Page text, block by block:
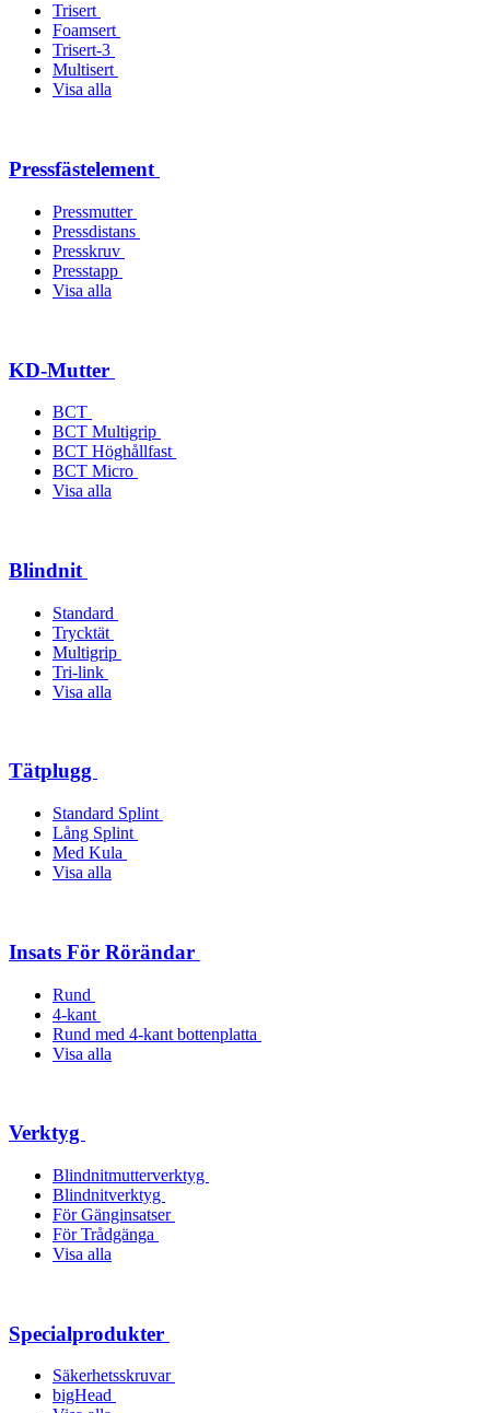
Trisert
Foamsert
Trisert-3
Multisert
Visa alla
Pressfästelement
Pressmutter
Pressdistans
Presskruv
Presstapp
Visa alla
KD-Mutter
BCT
BCT Multigrip
BCT Höghållfast
BCT Micro
Visa alla
Blindnit
Standard
Trycktät
Multigrip
Tri-link
Visa alla
Tätplugg
Standard Splint
Lång Splint
Med Kula
Visa alla
Insats För Rörändar
Rund
4-kant
Rund med 4-kant bottenplatta
Visa alla
Verktyg
Blindnitmutterverktyg
Blindnitverktyg
För Gänginsatser
För Trådgänga
Visa alla
Specialprodukter
Säkerhetsskruvar
bigHead